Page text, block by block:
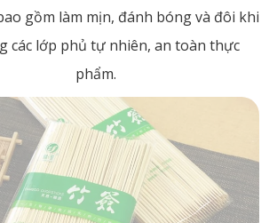
gồm làm mịn, đánh bóng và đôi khi
các lớp phủ tự nhiên, an toàn thực
phẩm.